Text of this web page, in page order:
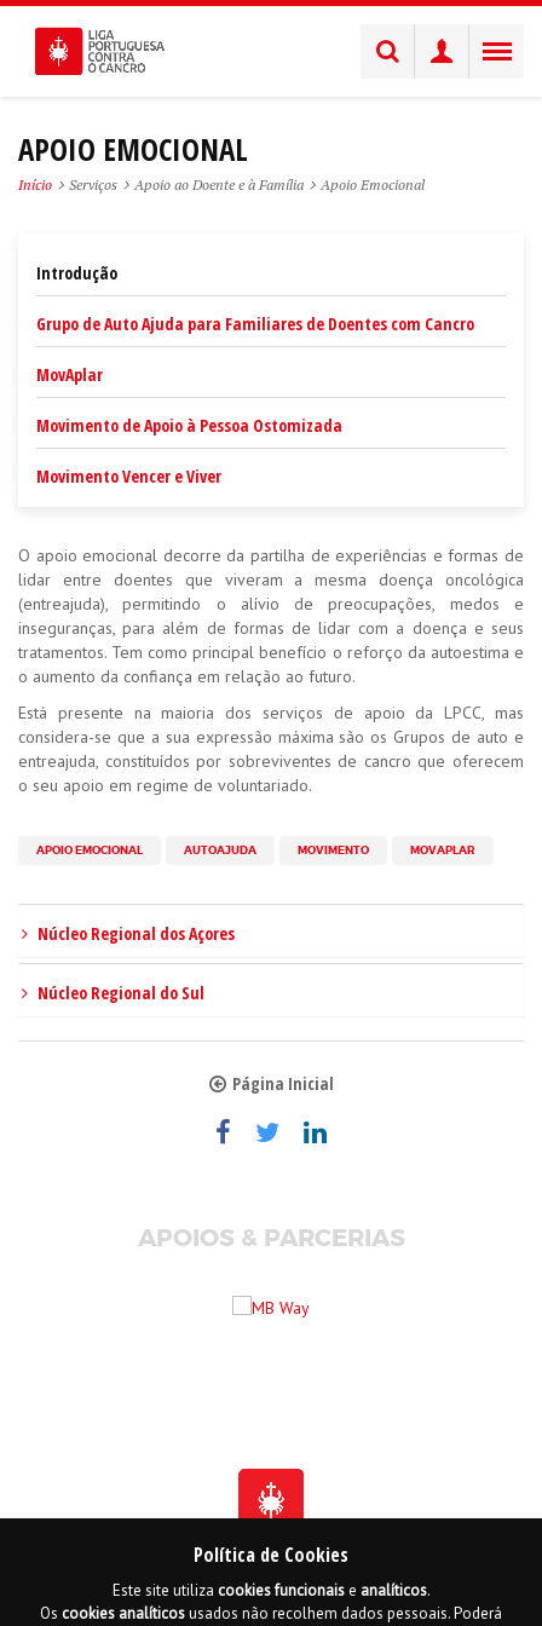
Política de Cookies
Este site utiliza cookiesfuncionaise analíticos.
Os cookies analíticosusados não recolhem dados pessoais. Poderá
APOIO EMOCIONAL
Início Serviços Apoio ao Doente e à Família Apoio Emocional
Introdução
Grupo de Auto Ajuda para Familiares de Doentes com Cancro
MovAplar
Movimento de Apoio à Pessoa Ostomizada
Movimento Vencer e Viver
O apoio emocional decorre da partilha de experiências e formas de
lidar entre doentes que viveram a mesma doença oncológica
(entreajuda), permitindo o alívio de preocupações, medos e
inseguranças, para além de formas de lidar com a doença e seus
tratamentos. Tem como principal benefício o reforço da autoestima e
o aumento da confiança em relação ao futuro.
Está presente na maioria dos serviços de apoio da LPCC, mas
considera-se que a sua expressão máxima são os Grupos de auto e
entreajuda, constituídos por sobreviventes de cancro que oferecem
o seu apoio em regime de voluntariado.
APOIO EMOCIONAL AUTOAJUDA MOVIMENTO MOVAPLAR
Núcleo Regional dos Açores
Núcleo Regional do Sul
Página Inicial
APOIOS & PARCERIAS
Fundada em 1941
Membro Honorário da Ordem de Benemerência - 1966